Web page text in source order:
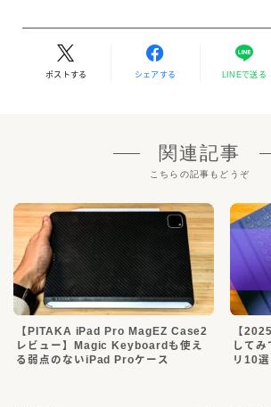
ポストする シェアする LINEで送る
関連記事
こちらの記事もどうぞ
【PITAKA iPad Pro MagEZ Case2
レビュー】Magic Keyboardも使え
る弱点のないiPad Proケース
【
して
リ10選